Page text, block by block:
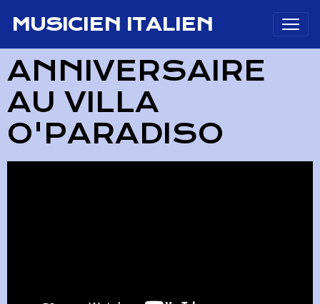
MUSICIEN ITALIEN
ANNIVERSAIRE
AU VILLA
O'PARADISO